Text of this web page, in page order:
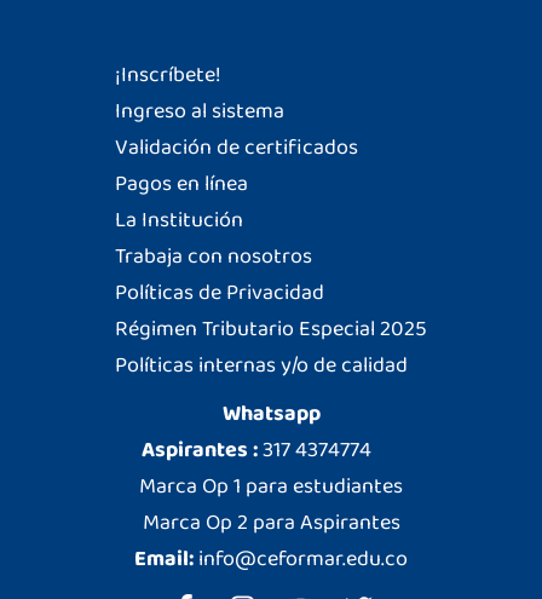
¡Inscríbete!
Ingreso al sistema
Validación de certificados
Pagos en línea
La Institución
Trabaja con nosotros
Políticas de Privacidad
Régimen Tributario Especial 2025
Políticas internas y/o de calidad
Whatsapp
Aspirantes :317 4374774
Marca Op 1 para estudiantes
Marca Op 2 para Aspirantes
Email:info@ceformar.edu.co